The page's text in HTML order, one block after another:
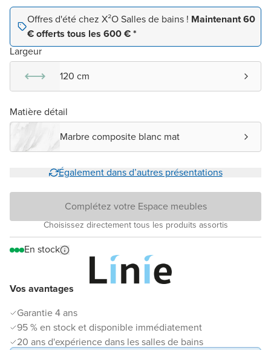
Vos avantages
Garantie 4 ans
95 % en stock et disponible immédiatement
20 ans d'expérience dans les salles de bains
Offres d'été chez X²O Salles de bains ! Maintenant 60
€ offerts tous les 600 € *
Largeur
120 cm
Matière détail
Marbre composite blanc mat
Également dans d’autres présentations
Complétez votre Espace meubles
Choisissez directement tous les produits assortis
En stock